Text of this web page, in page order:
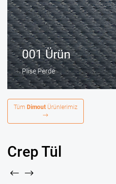
001 Ürün
Plise Perde
Tüm Dimout Ürünlerimiz
Crep Tül